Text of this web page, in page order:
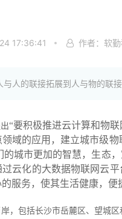
17:36:41 作者：软
人的联接拓展到人与物的联
“要积极推进云计算和物
域的应用，建立城市级
的城市更加的智慧，生态
云化的大数据物联网云
服务，使其生活健康，便
，包括长沙市岳麓区、望城